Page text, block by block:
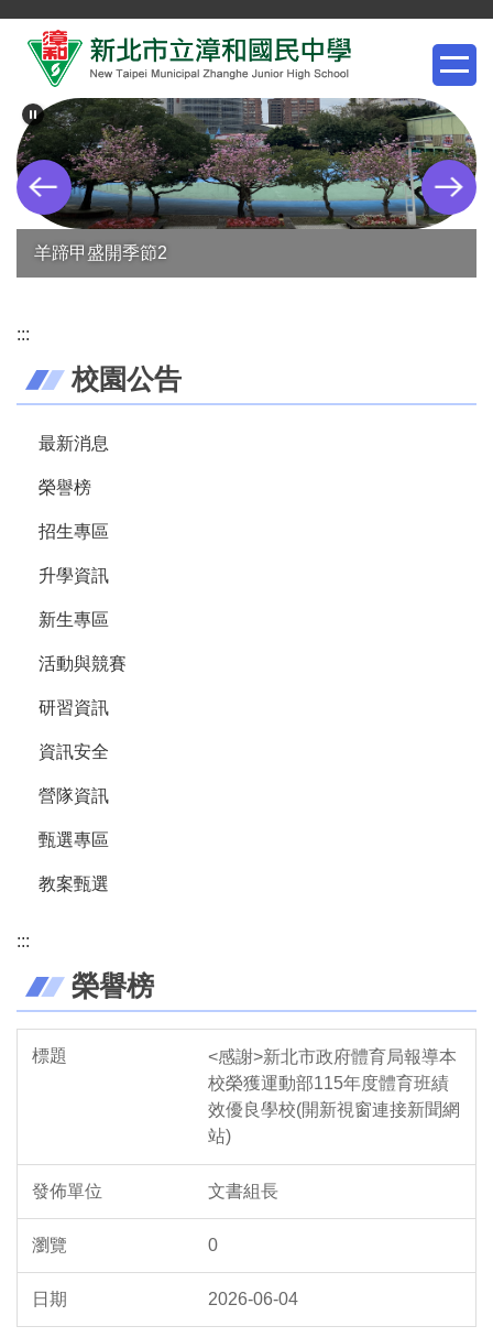
要
內
容
區
羊蹄甲盛開季節2
:::
校園公告
最新消息
榮譽榜
招生專區
升學資訊
新生專區
活動與競賽
研習資訊
資訊安全
營隊資訊
甄選專區
教案甄選
:::
榮譽榜
<感謝>新北市政府體育局報導本
校榮獲運動部115年度體育班績
效優良學校(開新視窗連接新聞網
站)
文書組長
0
2026-06-04